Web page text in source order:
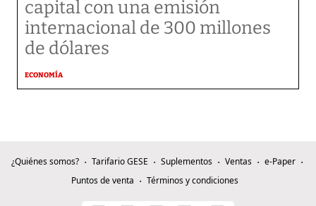
capital con una emisión
internacional de 300 millones
de dólares
ECONOMÍA
¿Quiénes somos? Tarifario GESE Suplementos Ventas
e-Paper
Puntos de venta
Términos y condiciones